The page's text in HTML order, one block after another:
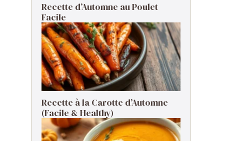
Recette d’Automne au Poulet
Facile
Recette à la Carotte d’Automne
(Facile & Healthy)